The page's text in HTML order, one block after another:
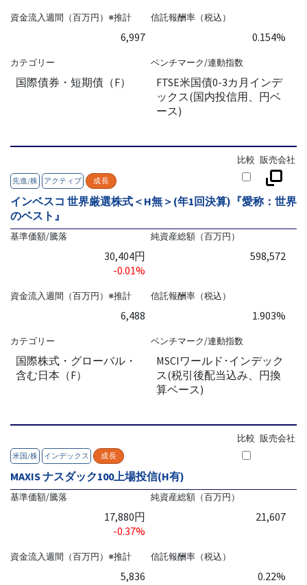
資金流入週間（百万円）※推計
6,997
信託報酬率（税込）
0.154%
カテゴリー
国際債券・短期債（F）
ベンチマーク/連動指数
FTSE米国債0-3カ月インデ
ックス(国内投信用、円ベ
ース)
先進/株 アクティブ 成長
比較 販売会社
インベスコ 世界厳選株式＜H無＞(年1回決算)『愛称：世界
のベスト』
基準価額/騰落
30,404円
-0.01%
純資産総額（百万円）
598,572
資金流入週間（百万円）※推計
6,488
信託報酬率（税込）
1.903%
カテゴリー
国際株式・グローバル・
含む日本（F）
ベンチマーク/連動指数
MSCIワールド･インデック
ス(税引後配当込み、円換
算ベース)
米国/株 インデックス 成長
比較 販売会社
MAXIS ナスダック100上場投信(H有)
基準価額/騰落
17,880円
-0.37%
純資産総額（百万円）
21,607
資金流入週間（百万円）※推計
5,836
信託報酬率（税込）
0.22%